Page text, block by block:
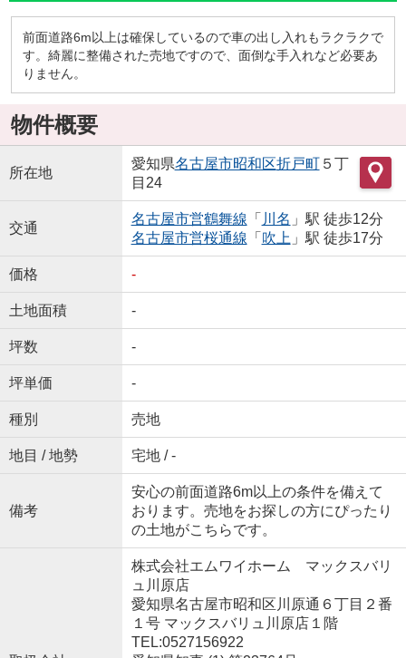
前面道路6m以上は確保しているので車の出し入れもラクラクで
す。綺麗に整備された売地ですので、面倒な手入れなど必要あ
りません。
物件概要
所在地
愛知県名古屋市昭和区折戸町５丁
目24
交通
名古屋市営鶴舞線 「 川名 」駅 徒歩12分
名古屋市営桜通線 「 吹上 」駅 徒歩17分
価格 -
土地面積 -
坪数 -
坪単価 -
種別 売地
地目 / 地勢 宅地 / -
備考
安心の前面道路6m以上の条件を備えて
おります。売地をお探しの方にぴったり
の土地がこちらです。
株式会社エムワイホーム マックスバリ
ュ川原店
愛知県名古屋市昭和区川原通６丁目２番
１号 マックスバリュ川原店１階
TEL:0527156922